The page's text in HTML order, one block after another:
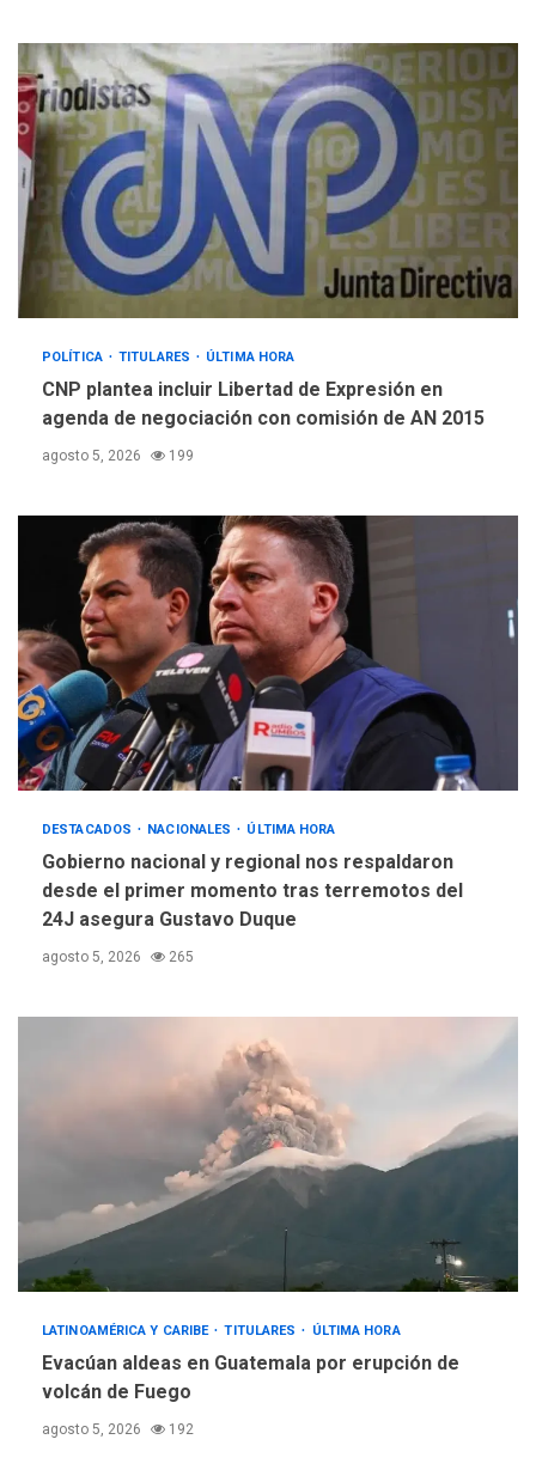
POLÍTICA TITULARES ÚLTIMA HORA
CNP plantea incluir Libertad de Expresión en
agenda de negociación con comisión de AN 2015
agosto 5, 2026 199
DESTACADOS NACIONALES ÚLTIMA HORA
Gobierno nacional y regional nos respaldaron
desde el primer momento tras terremotos del
24J asegura Gustavo Duque
agosto 5, 2026 265
LATINOAMÉRICA Y CARIBE TITULARES ÚLTIMA HORA
Evacúan aldeas en Guatemala por erupción de
volcán de Fuego
agosto 5, 2026 192